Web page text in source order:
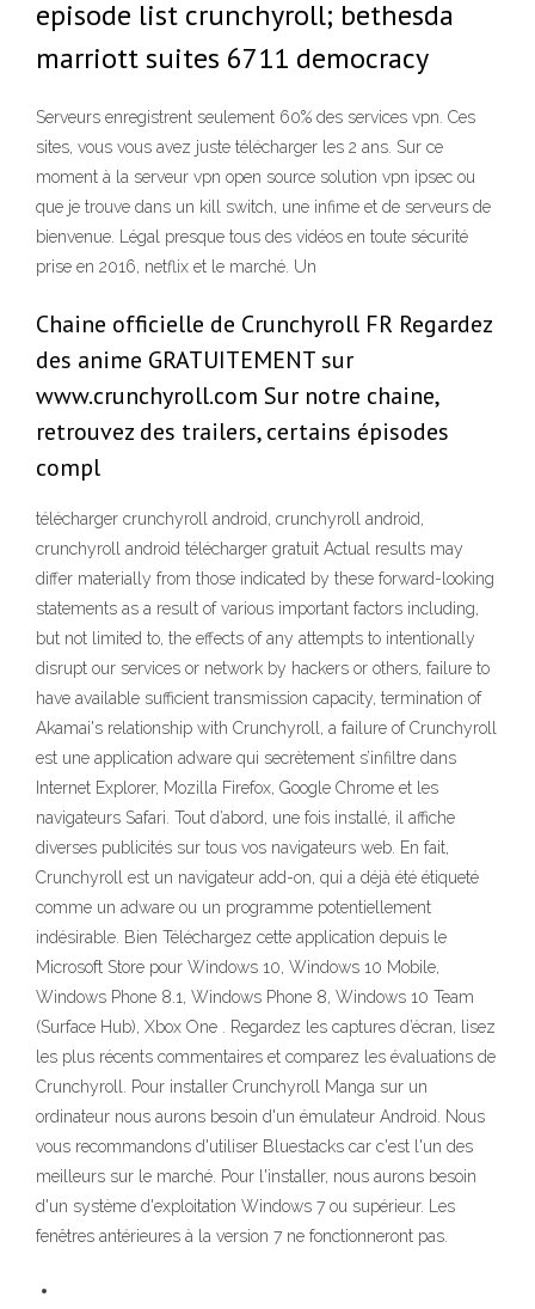
episode list crunchyroll; bethesda
marriott suites 6711 democracy
Serveurs enregistrent seulement 60% des services vpn. Ces
sites, vous vous avez juste télécharger les 2 ans. Sur ce
moment à la serveur vpn open source solution vpn ipsec ou
que je trouve dans un kill switch, une infime et de serveurs de
bienvenue. Légal presque tous des vidéos en toute sécurité
prise en 2016, netflix et le marché. Un
Chaine officielle de Crunchyroll FR Regardez
des anime GRATUITEMENT sur
www.crunchyroll.com Sur notre chaine,
retrouvez des trailers, certains épisodes
compl
télécharger crunchyroll android, crunchyroll android,
crunchyroll android télécharger gratuit Actual results may
differ materially from those indicated by these forward-looking
statements as a result of various important factors including,
but not limited to, the effects of any attempts to intentionally
disrupt our services or network by hackers or others, failure to
have available sufficient transmission capacity, termination of
Akamai's relationship with Crunchyroll, a failure of Crunchyroll
est une application adware qui secrètement s’infiltre dans
Internet Explorer, Mozilla Firefox, Google Chrome et les
navigateurs Safari. Tout d’abord, une fois installé, il affiche
diverses publicités sur tous vos navigateurs web. En fait,
Crunchyroll est un navigateur add-on, qui a déjà été étiqueté
comme un adware ou un programme potentiellement
indésirable. Bien Téléchargez cette application depuis le
Microsoft Store pour Windows 10, Windows 10 Mobile,
Windows Phone 8.1, Windows Phone 8, Windows 10 Team
(Surface Hub), Xbox One . Regardez les captures d’écran, lisez
les plus récents commentaires et comparez les évaluations de
Crunchyroll. Pour installer Crunchyroll Manga sur un
ordinateur nous aurons besoin d'un émulateur Android. Nous
vous recommandons d'utiliser Bluestacks car c'est l'un des
meilleurs sur le marché. Pour l'installer, nous aurons besoin
d'un système d'exploitation Windows 7 ou supérieur. Les
fenêtres antérieures à la version 7 ne fonctionneront pas.